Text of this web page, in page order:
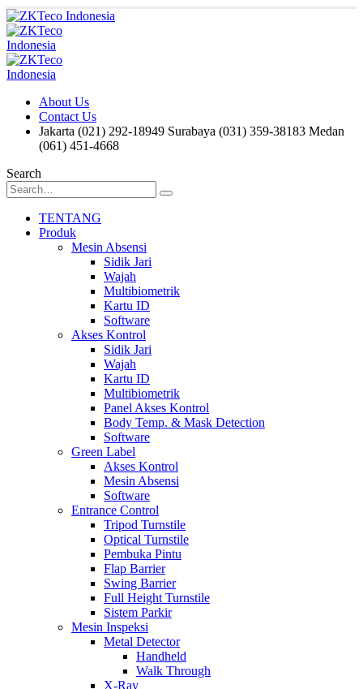
About Us
Contact Us
Jakarta (021) 292-18949 Surabaya (031) 359-38183 Medan
(061) 451-4668
Search
TENTANG
Produk
Mesin Absensi
Sidik Jari
Wajah
Multibiometrik
Kartu ID
Software
Akses Kontrol
Sidik Jari
Wajah
Kartu ID
Multibiometrik
Panel Akses Kontrol
Body Temp. & Mask Detection
Software
Green Label
Akses Kontrol
Mesin Absensi
Software
Entrance Control
Tripod Turnstile
Optical Turnstile
Pembuka Pintu
Flap Barrier
Swing Barrier
Full Height Turnstile
Sistem Parkir
Mesin Inspeksi
Metal Detector
Handheld
Walk Through
X-Ray